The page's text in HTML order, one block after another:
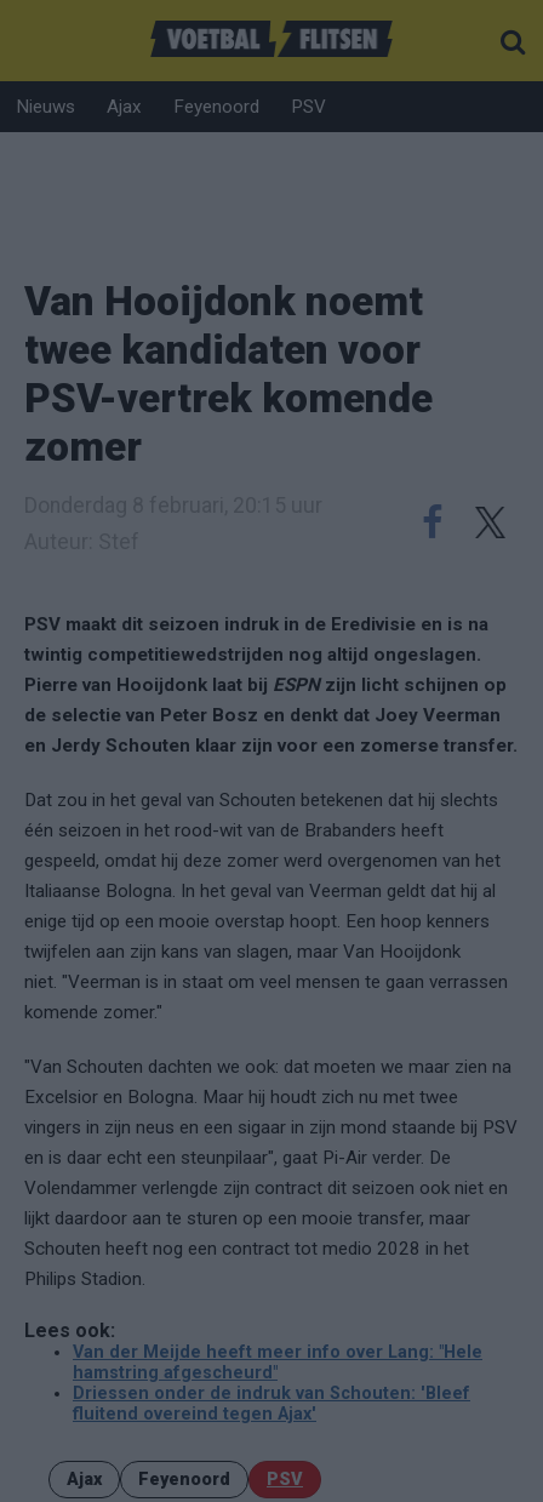
Nieuws Ajax Feyenoord PSV
Van Hooijdonk noemt
twee kandidaten voor
PSV-vertrek komende
zomer
PSV maakt dit seizoen indruk in de Eredivisie en is na
twintig competitiewedstrijden nog altijd ongeslagen.
Pierre van Hooijdonk laat bij ESPN zijn licht schijnen op
de selectie van Peter Bosz en denkt dat Joey Veerman
en Jerdy Schouten klaar zijn voor een zomerse transfer.
Dat zou in het geval van Schouten betekenen dat hij slechts
één seizoen in het rood-wit van de Brabanders heeft
gespeeld, omdat hij deze zomer werd overgenomen van het
Italiaanse Bologna. In het geval van Veerman geldt dat hij al
enige tijd op een mooie overstap hoopt. Een hoop kenners
twijfelen aan zijn kans van slagen, maar Van Hooijdonk
niet. "Veerman is in staat om veel mensen te gaan verrassen
komende zomer."
"Van Schouten dachten we ook: dat moeten we maar zien na
Excelsior en Bologna. Maar hij houdt zich nu met twee
vingers in zijn neus en een sigaar in zijn mond staande bij PSV
en is daar echt een steunpilaar", gaat Pi-Air verder. De
Volendammer verlengde zijn contract dit seizoen ook niet en
lijkt daardoor aan te sturen op een mooie transfer, maar
Schouten heeft nog een contract tot medio 2028 in het
Philips Stadion.
Lees ook:
Van der Meijde heeft meer info over Lang: "Hele
hamstring afgescheurd"
Driessen onder de indruk van Schouten: 'Bleef
fluitend overeind tegen Ajax'
Ajax Feyenoord PSV